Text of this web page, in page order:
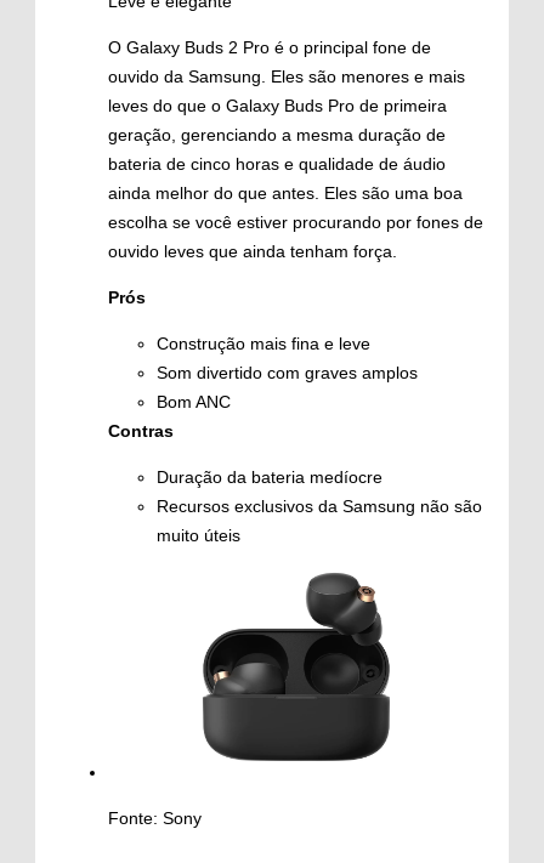
O Galaxy Buds 2 Pro é o principal fone de
ouvido da Samsung. Eles são menores e mais
leves do que o Galaxy Buds Pro de primeira
geração, gerenciando a mesma duração de
bateria de cinco horas e qualidade de áudio
ainda melhor do que antes. Eles são uma boa
escolha se você estiver procurando por fones de
ouvido leves que ainda tenham força.
Prós
Construção mais fina e leve
Som divertido com graves amplos
Bom ANC
Contras
Duração da bateria medíocre
Recursos exclusivos da Samsung não são
muito úteis
Fonte: Sony